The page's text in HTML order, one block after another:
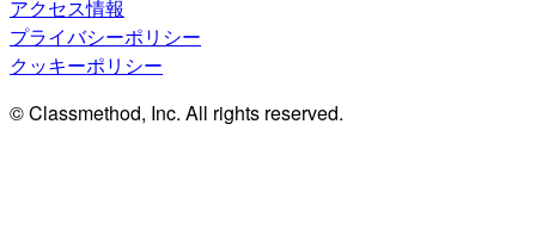
アクセス情報
プライバシーポリシー
クッキーポリシー
© Classmethod, Inc. All rights reserved.